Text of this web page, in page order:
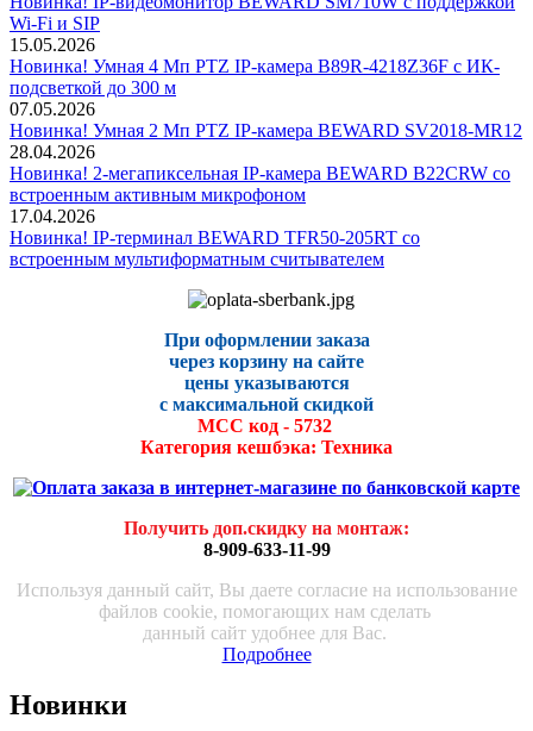
Wi-Fi и SIP
15.05.2026
Новинка! Умная 4 Мп PTZ IP-камера B89R-4218Z36F с ИК-
подсветкой до 300 м
07.05.2026
Новинка! Умная 2 Мп PTZ IP-камера BEWARD SV2018-MR12
28.04.2026
Новинка! 2-мегапиксельная IP-камера BEWARD B22CRW со
встроенным активным микрофоном
17.04.2026
Новинка! IP-терминал BEWARD TFR50-205RT со
встроенным мультиформатным считывателем
При оформлении заказа
через корзину на сайте
цены указываются
с максимальной скидкой
МСС код - 5732
Категория кешбэка: Техника
Получить доп.скидку на монтаж:
8-909-633-11-99
Используя данный сайт, Вы даете согласие на использование
файлов cookie, помогающих нам сделать
данный сайт удобнее для Вас.
Подробнее
Новинки